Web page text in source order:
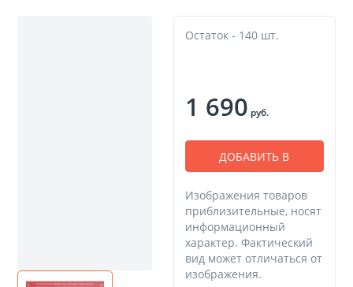
Остаток - 140 шт.
1 690 руб.
ДОБАВИТЬ В
Изображения товаров
приблизительные, носят
информационный
характер. Фактический
вид может отличаться от
изображения.